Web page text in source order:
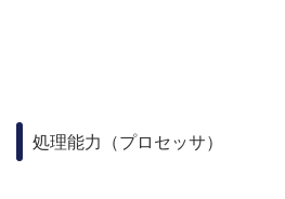
処理能力（プロセッサ）